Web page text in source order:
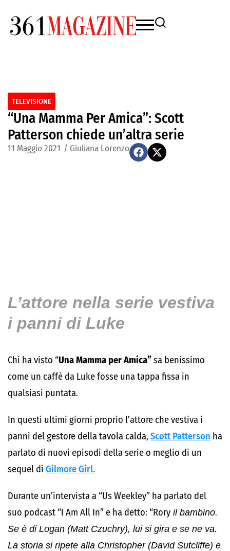
TELEVISIONE
“Una Mamma Per Amica”: Scott
Patterson chiede un’altra serie
11 Maggio 2021 / Giuliana Lorenzo
L’attore nella serie vestiva
i panni di Luke
Chi ha visto “Una Mamma per Amica”sa benissimo
come un caffè da Luke fosse una tappa fissa in
qualsiasi puntata.
In questi ultimi giorni proprio l’attore che vestiva i
panni del gestore della tavola calda, Scott Patterson ha
parlato di nuovi episodi della serie o meglio di un
sequel di Gilmore Girl.
Durante un’intervista a “Us Weekley” ha parlato del
suo podcast “I Am All In” e ha detto: “Rory il bambino.
Se è di Logan (Matt Czuchry), lui si gira e se ne va.
La storia si ripete alla Christopher (David Sutcliffe) e